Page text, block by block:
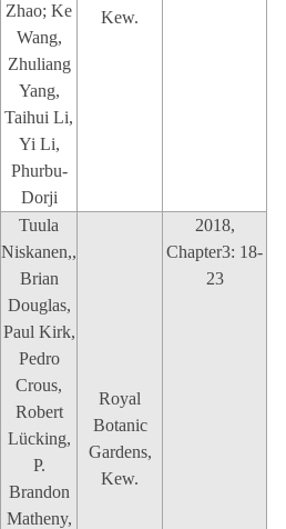
Zhao; Ke
Wang,
Zhuliang
Yang,
Taihui Li,
Yi Li,
Phurbu-
Dorji
Kew.
Tuula
Niskanen,,
Brian
Douglas,
Paul Kirk,
Pedro
Crous,
Robert
Lücking,
P.
Brandon
Matheny,
Royal
Botanic
Gardens,
Kew.
2018,
Chapter3: 18-
23